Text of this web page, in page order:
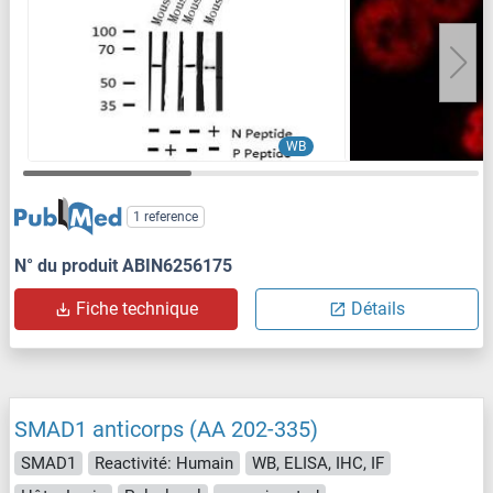
WB
1 reference
N° du produit ABIN6256175
Fiche technique Détails
SMAD1 anticorps (AA 202-335)
SMAD1 Reactivité: Humain
WB, ELISA, IHC, IF